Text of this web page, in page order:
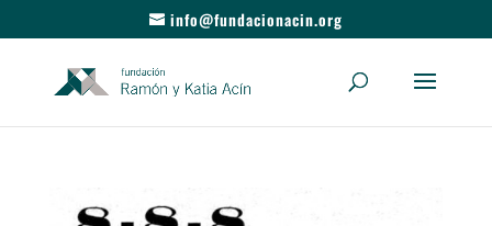
info@fundacionacin.org